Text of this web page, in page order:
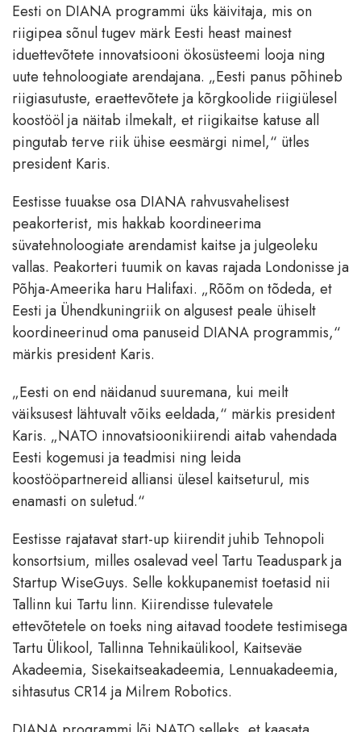
Eesti on DIANA programmi üks käivitaja, mis on
riigipea sõnul tugev märk Eesti heast mainest
iduettevõtete innovatsiooni ökosüsteemi looja ning
uute tehnoloogiate arendajana. „Eesti panus põhineb
riigiasutuste, eraettevõtete ja kõrgkoolide riigiülesel
koostööl ja näitab ilmekalt, et riigikaitse katuse all
pingutab terve riik ühise eesmärgi nimel,“ ütles
president Karis.
Eestisse tuuakse osa DIANA rahvusvahelisest
peakorterist, mis hakkab koordineerima
süvatehnoloogiate arendamist kaitse ja julgeoleku
vallas. Peakorteri tuumik on kavas rajada Londonisse ja
Põhja-Ameerika haru Halifaxi. „Rõõm on tõdeda, et
Eesti ja Ühendkuningriik on algusest peale ühiselt
koordineerinud oma panuseid DIANA programmis,“
märkis president Karis.
„Eesti on end näidanud suuremana, kui meilt
väiksusest lähtuvalt võiks eeldada,“ märkis president
Karis. „NATO innovatsioonikiirendi aitab vahendada
Eesti kogemusi ja teadmisi ning leida
koostööpartnereid alliansi ülesel kaitseturul, mis
enamasti on suletud.“
Eestisse rajatavat start-up kiirendit juhib Tehnopoli
konsortsium, milles osalevad veel Tartu Teaduspark ja
Startup WiseGuys. Selle kokkupanemist toetasid nii
Tallinn kui Tartu linn. Kiirendisse tulevatele
ettevõtetele on toeks ning aitavad toodete testimisega
Tartu Ülikool, Tallinna Tehnikaülikool, Kaitseväe
Akadeemia, Sisekaitseakadeemia, Lennuakadeemia,
sihtasutus CR14 ja Milrem Robotics.